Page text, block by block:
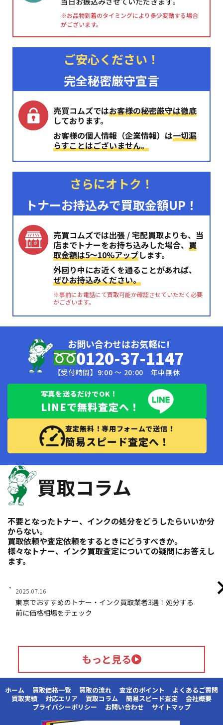
※お品物到着のタイミングにより多少変動する場合
がございます。
ご安心ください！
完全秘密厳守宣言
売買コムズではお客様の秘密厳守は徹底
しております。
お客様の個人情報（企業情報）は一切漏
らすことはございません。
さらにオトク！
トナーお持込みで買取金額UP！
売買コムズでは出張 / 宅配買取よりも、当
店までトナーをお持ち込みした場合、買
取金額は5〜10%アップします。
外回り中にお近くを通ることがあれば、
ぜひお持込みください。
※事前にお電話にて買取可能か確認させていただく必要
がございます。
お問い合わせはお気軽に!
0120-37-1147
【受付時間】9:00 〜 20:00 年中無休
写真を送るだけでOK！
LINEで無料査定へ！
査定無料！専用フォームで送信！
簡易スピード査定へ！
買取コラム
不要となったトナー、インクの処分をどうしたらいいか分
からない。
買取依頼や査定依頼をするときにどうすべきか。
様々なトナー、インク買取査定についての疑問にお答えし
ます。
2025.07.16
東京でおすすめのトナー・インク買取業者3選！処分する
前に価格相場をチェック
もっと見る
ホーム 買取価格一覧 買取の流れ 査定のポイント
よくあるご質問
買取実績
対応エリア 買取コラム 簡易スピード査定
会社概要
プライバシーポリシー
お問い合わせ サイトマップ